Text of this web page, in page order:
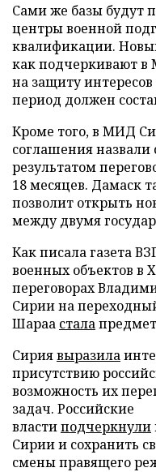
Сами же базы будут
центры военной
квалификации.
как подчеркивают в
на защиту
период должен
Кроме того, в МИД
соглашения
результатом
18 месяцев. Дамаск
позволит открыть
между двумя
Как писала газета
военных объектов в
переговорах
Сирии на
Шараа стала
Сириявыразила
присутствию
возможность их
задач. Российские
властиподчеркнули
Сирии и сохранить
смены правящего